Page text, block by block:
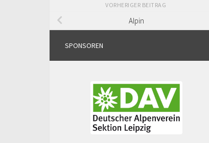
VORHERIGER BEITRAG
Alpin
SPONSOREN